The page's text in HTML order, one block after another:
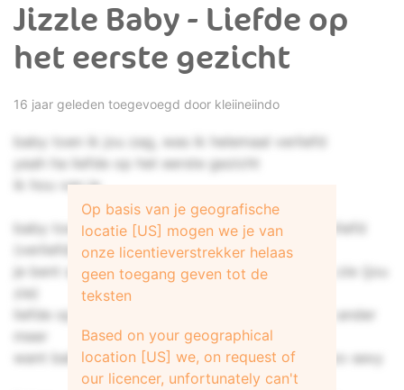
Jizzle Baby - Liefde op
het eerste gezicht
16 jaar geleden toegevoegd door kleiineiindo
baby toen ik jou zag, was ik helemaal verliefd
yeah ha liefde op het eerste gezicht
ik hou van je
baby toen ik jou zag voor het eerst werd ik verliefd
(verliefd)
je bent speciaal voor mij weet dat ik iets in jou zie (jou
zie)
liefde op het eerste gezicht wil alleen jou geen ander
meer
want baby ik heb een obsessie mijn prinses is zo sexy
Op basis van je geografische
locatie [US] mogen we je van
onze licentieverstrekker helaas
geen toegang geven tot de
teksten
Based on your geographical
location [US] we, on request of
our licencer, unfortunately can't